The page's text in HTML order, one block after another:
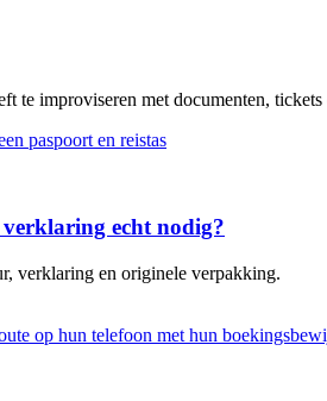
te improviseren met documenten,
verklaring echt nodig?
verklaring en originele verpakking.